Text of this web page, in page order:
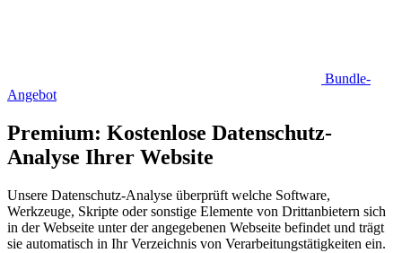
Bundle-
Angebot
Premium: Kostenlose Datenschutz-
Analyse Ihrer Website
Unsere Datenschutz-Analyse überprüft welche Software,
Werkzeuge, Skripte oder sonstige Elemente von Drittanbietern sich
in der Webseite unter der angegebenen Webseite befindet und trägt
sie automatisch in Ihr Verzeichnis von Verarbeitungstätigkeiten ein.